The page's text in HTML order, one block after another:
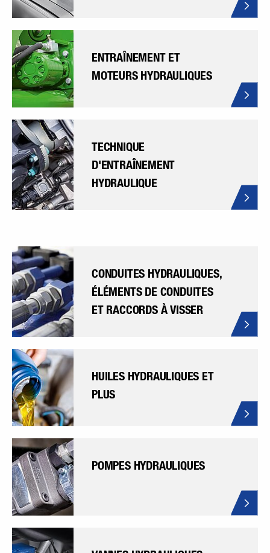
ENTRAÎNEMENT ET
MOTEURS HYDRAULIQUES
TECHNIQUE
D'ENTRAÎNEMENT
HYDRAULIQUE
CONDUITES HYDRAULIQUES,
ÉLÉMENTS DE CONDUITES
ET RACCORDS À VISSER
HUILES HYDRAULIQUES ET
PLUS
POMPES HYDRAULIQUES